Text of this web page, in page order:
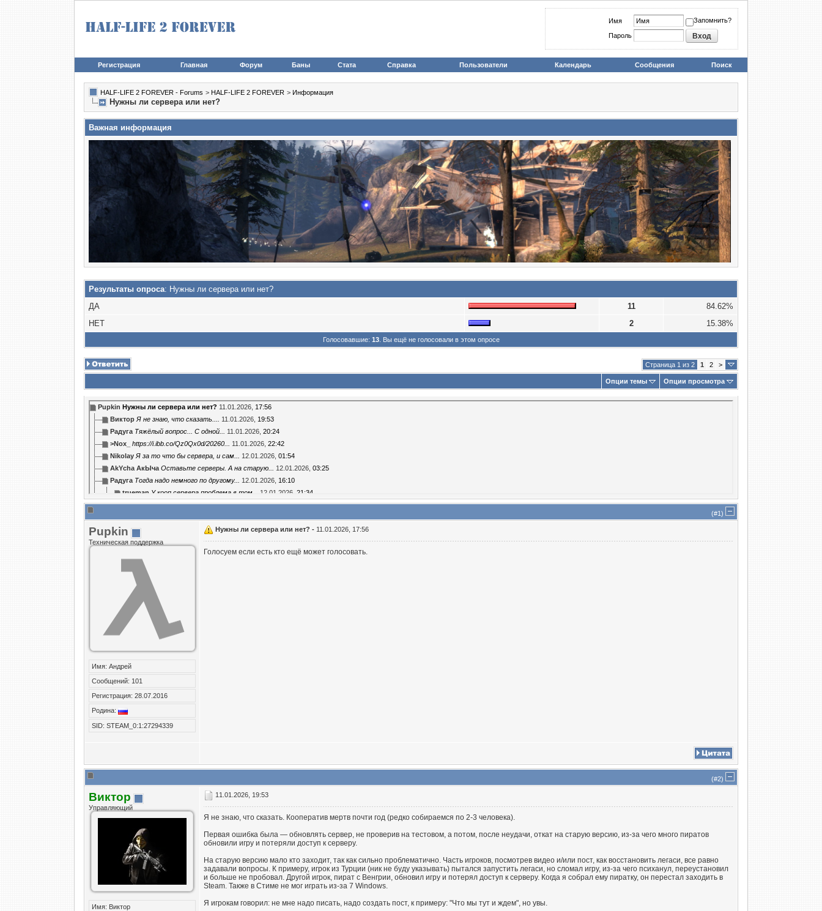
Имя Запомнить?
Пароль
Регистрация Главная Форум Баны Стата Справка Пользователи Календарь Сообщения Поиск
HALF-LIFE 2 FOREVER - Forums > HALF-LIFE 2 FOREVER > Информация
Нужны ли сервера или нет?
Важная информация
Результаты опроса: Нужны ли сервера или нет?
ДА
11
84.62%
НЕТ
2 15.38%
Голосовавшие: 13. Вы ещё не голосовали в этом опросе
Страница 1 из 2 1 2 >
Опции темы Опции просмотра
Puрkin Нужны ли сервера или нет? 11.01.2026, 17:56
Виктор Я не знаю, что сказать.... 11.01.2026, 19:53
Радуга Тяжёлый вопрос... С одной... 11.01.2026, 20:24
>Nox_
https://i.ibb.co/Qz0Qx0d/20260... 11.01.2026, 22:42
Nikolay Я за то что бы сервера, и сам... 12.01.2026, 01:54
AkYcha АкЫча Оставьте серверы. А на старую... 12.01.2026, 03:25
Радуга Тогда надо немного по другому... 12.01.2026, 16:10
trueman У кооп сервера проблема в том... 12.01.2026, 21:34
Радуга Если бы можно было обновить...13.01.2026,15:09
Виктор REM1X не может... 12.01.2026,22:04
Nikita Вопрос стоит в закрытии...13.01.2026,18:38
А почему так? Закрыть кооп,...13.01.2026, 23:31
Nikita
Сайт и хостинг 1400р в месяц....
Оставьте TDM сервер пожалуйста
Виктор
https://www.youtube.com/watch?...
(#1)
Puрkin
Техническая поддержка
Имя: Андрей
Сообщений: 101
Регистрация: 28.07.2016
Родина:
SID: STEAM_0:1:27294339
Нужны ли сервера или нет? - 11.01.2026, 17:56
Голосуем если есть кто ещё может голосовать.
(#2)
Виктор
Управляющий
Имя: Виктор
11.01.2026, 19:53
Я не знаю, что сказать. Кооператив мертв почти год (редко собираемся по 2-3 человека).
Первая ошибка была — обновлять сервер, не проверив на тестовом, а потом, после неудачи, откат на старую версию, из-за чего много пиратов
обновили игру и потеряли доступ к серверу.
На старую версию мало кто заходит, так как сильно проблематично. Часть игроков, посмотрев видео и/или пост, как восстановить легаси, все равно
задавали вопросы. К примеру, игрок из Турции (ник не буду указывать) пытался запустить легаси, но сломал игру, из-за чего психанул, переустановил
и больше не пробовал. Другой игрок, пират с Венгрии, обновил игру и потерял доступ к серверу. Когда я собрал ему пиратку, он перестал заходить в
Steam. Также в Стиме не мог играть из-за 7 Windows.
Я игрокам говорил: не мне надо писать, надо создать пост, к примеру: "Что мы тут и ждем", но увы.